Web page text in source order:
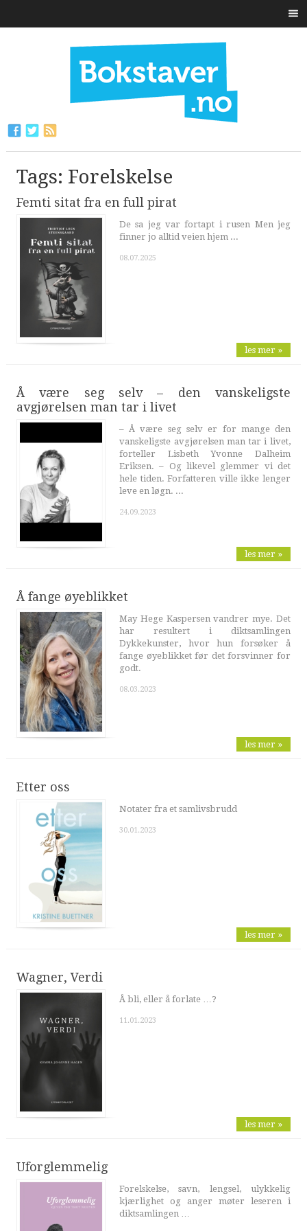
Tags: Forelskelse
Femti sitat fra en full pirat
De sa jeg var fortapt i rusen Men jeg
finner jo alltid veien hjem ...
08.07.2025
les mer »
Å være seg selv – den vanskeligste
avgjørelsen man tar i livet
– Å være seg selv er for mange den
vanskeligste avgjørelsen man tar i livet,
forteller Lisbeth Yvonne Dalheim
Eriksen. – Og likevel glemmer vi det
hele tiden. Forfatteren ville ikke lenger
leve en løgn. ...
24.09.2023
les mer »
Å fange øyeblikket
May Hege Kaspersen vandrer mye. Det
har resultert i diktsamlingen
Dykkekunster, hvor hun forsøker å
fange øyeblikket før det forsvinner for
godt.
08.03.2023
les mer »
Etter oss
Notater fra et samlivsbrudd
30.01.2023
les mer »
Wagner, Verdi
Å bli, eller å forlate …?
11.01.2023
les mer »
Uforglemmelig
Forelskelse, savn, lengsel, ulykkelig
kjærlighet og anger møter leseren i
diktsamlingen …